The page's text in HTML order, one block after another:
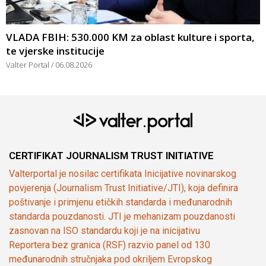
VLADA FBIH: 530.000 KM za oblast kulture i sporta,
te vjerske institucije
Valter Portal 06.08.2026
CERTIFIKAT JOURNALISM TRUST INITIATIVE
Valterportal je nosilac certifikata Inicijative novinarskog
povjerenja (Journalism Trust Initiative/JTI), koja definira
poštivanje i primjenu etičkih standarda i međunarodnih
standarda pouzdanosti. JTI je mehanizam pouzdanosti
zasnovan na ISO standardu koji je na inicijativu
Reportera bez granica (RSF) razvio panel od 130
međunarodnih stručnjaka pod okriljem Evropskog